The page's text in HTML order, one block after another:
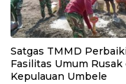
Satgas TMMD
Fasilitas Umum Rusak
Kepulauan Umbele